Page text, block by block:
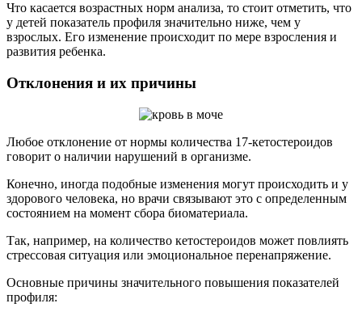
Что касается возрастных норм анализа, то стоит отметить, что
у детей показатель профиля значительно ниже, чем у
взрослых. Его изменение происходит по мере взросления и
развития ребенка.
Отклонения и их причины
Любое отклонение от нормы количества 17-кетостероидов
говорит о наличии нарушений в организме.
Конечно, иногда подобные изменения могут происходить и у
здорового человека, но врачи связывают это с определенным
состоянием на момент сбора биоматериала.
Так, например, на количество кетостероидов может повлиять
стрессовая ситуация или эмоциональное перенапряжение.
Основные причины значительного повышения показателей
профиля: